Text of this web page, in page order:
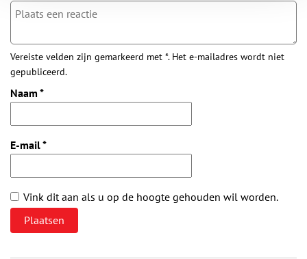
Vereiste velden zijn gemarkeerd met *. Het e-mailadres wordt niet
gepubliceerd.
Naam *
E-mail*
Vink dit aan als u op de hoogte gehouden wil worden.